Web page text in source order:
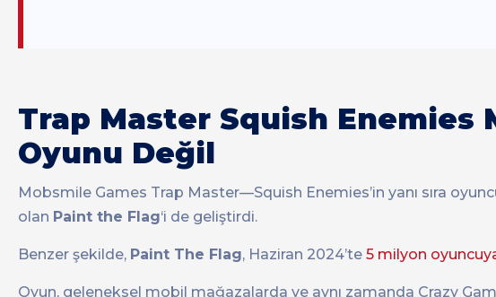
Trap Master Squish Enemies
Oyunu Değil
Mobsmile Games Trap Master—Squish Enemies’in yanı sıra
olan Paint the Flag‘i de geliştirdi.
Benzer şekilde, Paint The Flag, Haziran 2024’te 5 milyon
Oyun, geleneksel mobil mağazalarda ve aynı zamanda Crazy